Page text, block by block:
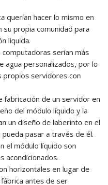
querían hacer lo mismo en
propia comunidad para
líquida.
serían más
agua personalizados, por lo
propios servidores con
de un servidor en
del módulo líquido y la
un diseño de laberinto en el
pasar a través de él.
el módulo líquido son
acondicionados.
horizontales en lugar de
antes de ser